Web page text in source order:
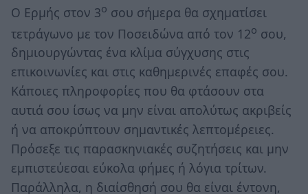
Ο Ερμής στον 3ο σου σήμερα θα σχηματίσει
τετράγωνο με τον Ποσειδώνα από τον 12ο σου,
δημιουργώντας ένα κλίμα σύγχυσης στις
επικοινωνίες και στις καθημερινές επαφές σου.
Κάποιες πληροφορίες που θα φτάσουν στα
αυτιά σου ίσως να μην είναι απολύτως ακριβείς
ή να αποκρύπτουν σημαντικές λεπτομέρειες.
Πρόσεξε τις παρασκηνιακές συζητήσεις και μην
εμπιστεύεσαι εύκολα φήμες ή λόγια τρίτων.
Παράλληλα, η διαίσθησή σου θα είναι έντονη,